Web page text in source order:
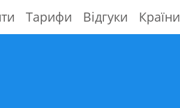
Тарифи Відгуки Країни